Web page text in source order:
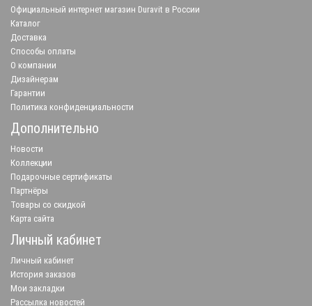
Официальный интернет магазин Duravit в России
Каталог
Доставка
Способы оплаты
О компании
Дизайнерам
Гарантии
Политика конфиденциальности
Дополнительно
Новости
Коллекции
Подарочные сертификаты
Партнёры
Товары со скидкой
Карта сайта
Личный кабинет
Личный кабинет
История заказов
Мои закладки
Рассылка новостей